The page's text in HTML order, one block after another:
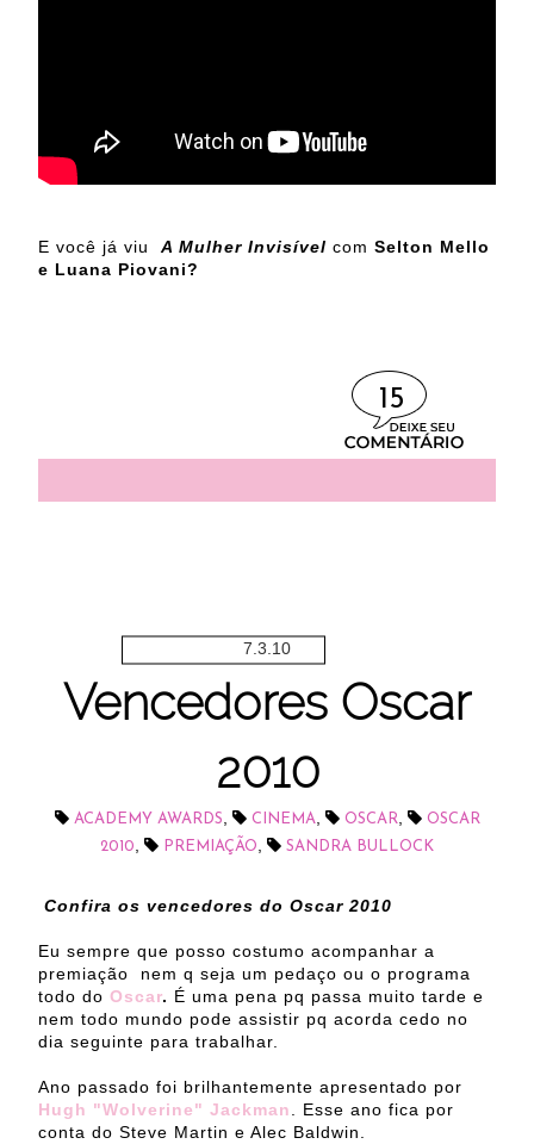
E você já viu A Mulher Invisível com Selton Mello
e Luana Piovani?
15
7.3.10
Vencedores Oscar
2010
ACADEMY AWARDS, CINEMA, OSCAR,
OSCAR
2010, PREMIAÇÃO, SANDRA BULLOCK
Confira os vencedores do Oscar 2010
Eu sempre que posso costumo acompanhar a
premiação nem q seja um pedaço ou o programa
todo do Oscar. É uma pena pq passa muito tarde e
nem todo mundo pode assistir pq acorda cedo no
dia seguinte para trabalhar.
Ano passado foi brilhantemente apresentado por
Hugh "Wolverine" Jackman. Esse ano fica por
conta do Steve Martin e Alec Baldwin.